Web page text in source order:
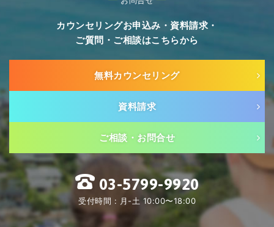
カウンセリングお申込み・資料請求・
ご質問・ご相談はこちらから
無料カウンセリング
資料請求
ご相談・お問合せ
03-5799-9920
受付時間 : 月-土 10:00〜18:00